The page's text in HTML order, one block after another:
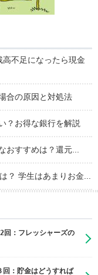
不足になったら現金
合の原因と対処法
？お得な銀行を解説
おすすめは？還元...
？ 学生はあまりお金...
回：フレッシャーズの
回：貯金はどうすれば